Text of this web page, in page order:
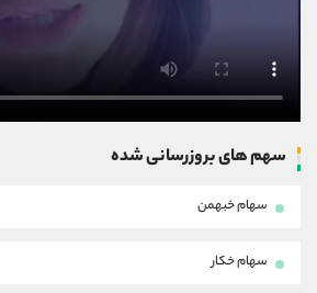
سهم های بروزرسانی شده
سهام خبهمن
سهام خکار